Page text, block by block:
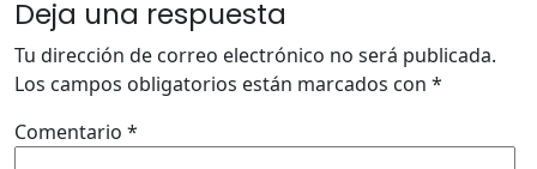
Deja una respuesta
Tu dirección de correo electrónico no será publicada.
Los campos obligatorios están marcados con *
Comentario *